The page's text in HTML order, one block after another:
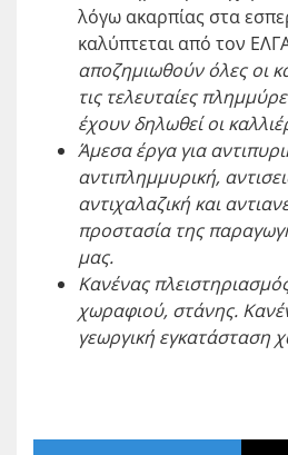
λόγω ακαρπίας στα
καλύπτεται από τον
αποζημιωθούν όλες οι
τις τελευταίες
έχουν δηλωθεί οι
Άμεσα έργα για
αντιπλημμυρική,
αντιχαλαζική και
προστασία της
μας.
Κανένας
χωραφιού, στάνης.
γεωργική εγκατάσταση